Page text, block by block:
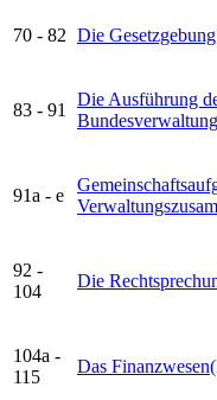
70 - 82 Die
83 - 91
Die Ausführung
Bundesverwaltung
91a - e
92 -
104
Die
104a -
115
Das Finanzwesen